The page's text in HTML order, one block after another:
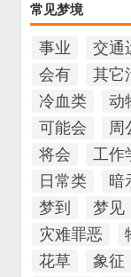
常见梦境
事业 交通
会有
其它
冷血类
动
可能会
周
将会
工作
日常类
暗
梦到
梦见
灾难罪恶
花草
象征